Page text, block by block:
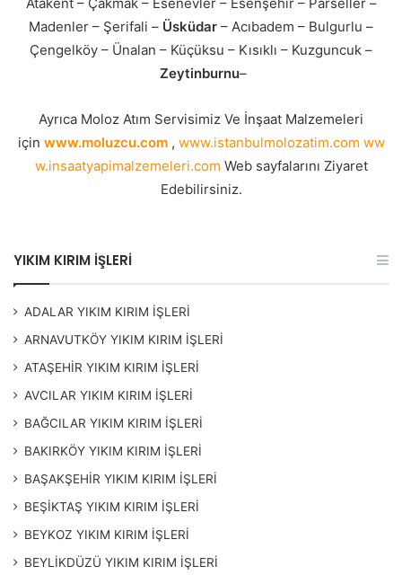
Madenler – Şerifali – Üsküdar – Acıbadem – Bulgurlu –
Çengelköy – Ünalan – Küçüksu – Kısıklı – Kuzguncuk –
Zeytinburnu–
Ayrıca Moloz Atım Servisimiz Ve İnşaat Malzemeleri
için www.moluzcu.com, www.istanbulmolozatim.com ww
w.insaatyapimalzemeleri.com Web sayfalarını Ziyaret
Edebilirsiniz.
YIKIM KIRIM İŞLERİ
ADALAR YIKIM KIRIM İŞLERİ
ARNAVUTKÖY YIKIM KIRIM İŞLERİ
ATAŞEHİR YIKIM KIRIM İŞLERİ
AVCILAR YIKIM KIRIM İŞLERİ
BAĞCILAR YIKIM KIRIM İŞLERİ
BAKIRKÖY YIKIM KIRIM İŞLERİ
BAŞAKŞEHİR YIKIM KIRIM İŞLERİ
BEŞİKTAŞ YIKIM KIRIM İŞLERİ
BEYKOZ YIKIM KIRIM İŞLERİ
BEYLİKDÜZÜ YIKIM KIRIM İŞLERİ